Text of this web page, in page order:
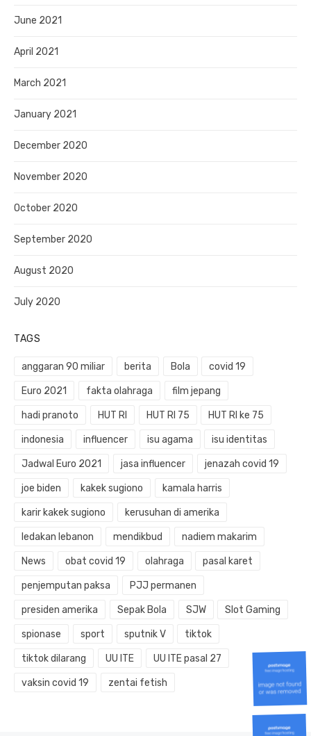
June 2021
April 2021
March 2021
January 2021
December 2020
November 2020
October 2020
September 2020
August 2020
July 2020
TAGS
anggaran 90 miliar berita Bola covid 19
Euro 2021 fakta olahraga film jepang
hadi pranoto HUT RI HUT RI 75 HUT RI ke 75
indonesia influencer isu agama isu identitas
Jadwal Euro 2021 jasa influencer jenazah covid 19
joe biden kakek sugiono kamala harris
karir kakek sugiono kerusuhan di amerika
ledakan lebanon mendikbud nadiem makarim
News obat covid 19 olahraga pasal karet
penjemputan paksa PJJ permanen
presiden amerika Sepak Bola SJW Slot Gaming
spionase sport sputnik V tiktok
tiktok dilarang UU ITE UU ITE pasal 27
vaksin covid 19 zentai fetish